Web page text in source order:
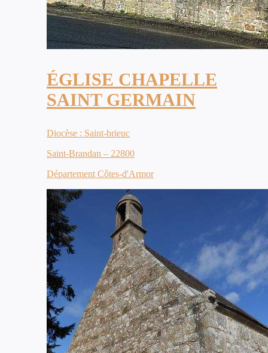
ÉGLISE CHAPELLE
SAINT GERMAIN
Diocèse : Saint-brieuc
Saint-Brandan – 22800
Département Côtes-d'Armor